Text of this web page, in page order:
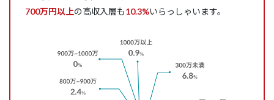
700万円以上の高収入層も10.3%いらっしゃいます。